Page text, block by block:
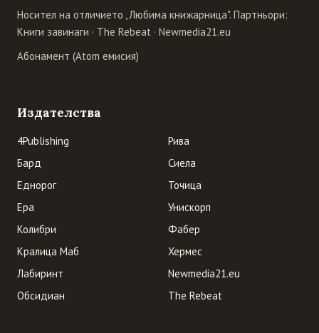
Носител на отличието „Любима книжарница". Партньори:
Книги завинаги · The Rebeat · Newmedia21.eu
Абонамент (Atom емисия)
Издателства
4Publishing
Бард
Еднорог
Ера
Колибри
Кралица Маб
Лабиринт
Обсидиан
Рива
Сиела
Точица
Унискорп
Фабер
Хермес
Newmedia21.eu
The Rebeat